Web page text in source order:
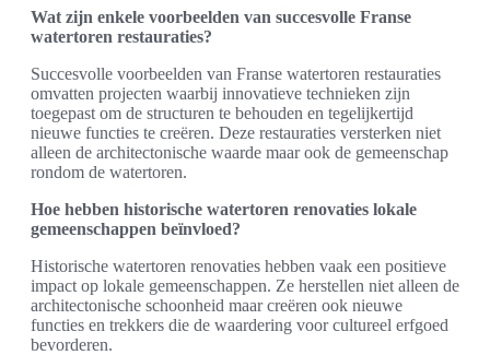
Wat zijn enkele voorbeelden van succesvolle Franse
watertoren restauraties?
Succesvolle voorbeelden van Franse watertoren restauraties
omvatten projecten waarbij innovatieve technieken zijn
toegepast om de structuren te behouden en tegelijkertijd
nieuwe functies te creëren. Deze restauraties versterken niet
alleen de architectonische waarde maar ook de gemeenschap
rondom de watertoren.
Hoe hebben historische watertoren renovaties lokale
gemeenschappen beïnvloed?
Historische watertoren renovaties hebben vaak een positieve
impact op lokale gemeenschappen. Ze herstellen niet alleen de
architectonische schoonheid maar creëren ook nieuwe
functies en trekkers die de waardering voor cultureel erfgoed
bevorderen.